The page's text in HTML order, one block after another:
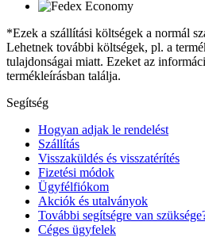
*Ezek a szállítási költségek a normál
Lehetnek további költségek, pl. a
tulajdonságai miatt. Ezeket az
termékleírásban találja.
Segítség
Hogyan adjak le rendelést
Szállítás
Visszaküldés és visszatérítés
Fizetési módok
Ügyfélfiókom
Akciók és utalványok
További segítségre van
Céges ügyfelek